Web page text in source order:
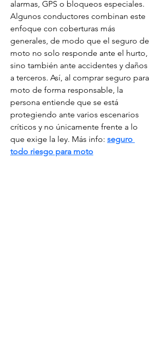
alarmas, GPS o bloqueos especiales.
Algunos conductores combinan este
enfoque con coberturas más
generales, de modo que el seguro de
moto no solo responde ante el hurto,
sino también ante accidentes y daños
a terceros. Así, al comprar seguro para
moto de forma responsable, la
persona entiende que se está
protegiendo ante varios escenarios
críticos y no únicamente frente a lo
que exige la ley. Más info: seguro
todo riesgo para moto